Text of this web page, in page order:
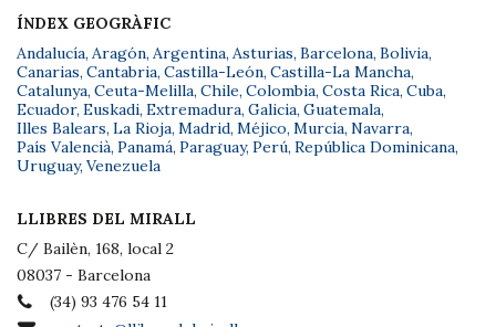
ÍNDEX GEOGRÀFIC
Andalucía, Aragón, Argentina, Asturias, Barcelona, Bolivia,
Canarias, Cantabria, Castilla-León, Castilla-La Mancha,
Catalunya, Ceuta-Melilla, Chile, Colombia, Costa Rica, Cuba,
Ecuador, Euskadi, Extremadura, Galicia, Guatemala,
Illes Balears, La Rioja, Madrid, Méjico, Murcia, Navarra,
País Valencià, Panamá, Paraguay, Perú, República Dominicana,
Uruguay, Venezuela
LLIBRES DEL MIRALL
C/ Bailèn, 168, local 2
08037 - Barcelona
(34) 93 476 54 11